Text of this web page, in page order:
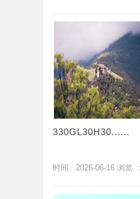
330GL30H30......
时间 : 2026-06-16 浏览 ：